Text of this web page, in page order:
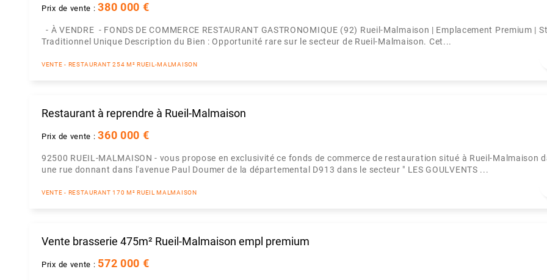
Prix de vente :380 000 €
- À VENDRE - FONDS DE COMMERCE RESTAURANT GASTRONOMIQUE (92) Rueil-Malmaison | Emplacement Premium |
Traditionnel Unique Description du Bien : Opportunité rare sur le secteur de Rueil-Malmaison. Cet...
VENTE - RESTAURANT 254 M² RUEIL-MALMAISON
Restaurant à reprendre à Rueil-Malmaison
Prix de vente :360 000 €
92500 RUEIL-MALMAISON - vous propose en exclusivité ce fonds de commerce de restauration situé à Rueil-Malmaison
une rue donnant dans l'avenue Paul Doumer de la départemental D913 dans le secteur " LES GOULVENTS ...
VENTE - RESTAURANT 170 M² RUEIL MALMAISON
Vente brasserie 475m² Rueil-Malmaison empl premium
Prix de vente : 572 000 €